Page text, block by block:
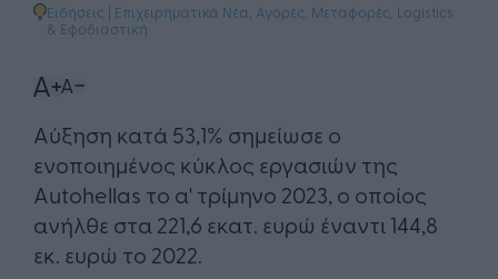
Ειδήσεις | Επιχειρηματικά Νέα Αγορές Μεταφορές, Logistics
& Εφοδιαστική
Αύξηση κατά 53,1% σημείωσε ο
ενοποιημένος κύκλος εργασιών της
Autohellas το α' τρίμηνο 2023, ο οποίος
ανήλθε στα 221,6 εκατ. ευρώ έναντι 144,8
εκ. ευρώ το 2022.